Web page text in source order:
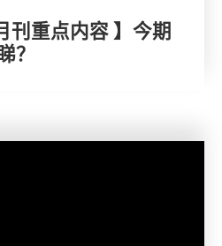
刊重点内容 】今期
？